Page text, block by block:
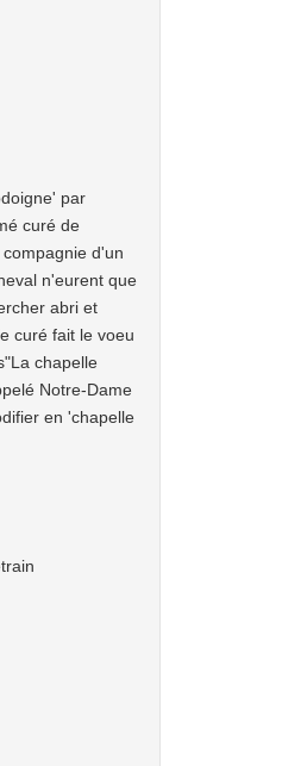
par
curé de
d'un
n'eurent que
abri et
curé fait le voeu
chapelle
Notre-Dame
en 'chapelle